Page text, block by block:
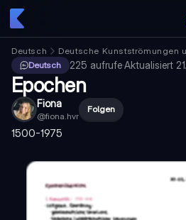
Deutsch Deutsche Kunstströmungen
Deutsch
225 aufrufe·Aktualisiert
Epochen
Fiona
@fiona.hvr
Folgen
1500-1975